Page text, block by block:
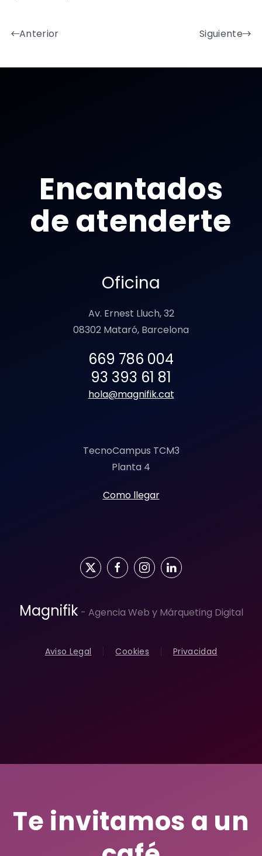
Anterior Siguiente
Encantados
de atenderte
Oficina
Av. Ernest Lluch, 32
08302 Mataró, Barcelona
669 786 004
93 393 61 81
hola@magnifik.cat
TecnoCampus TCM3
Planta 4
Como llegar
Magnifik - Agencia Web y Márqueting Digital
Aviso Legal Cookies Privacidad
Te invitamos a un